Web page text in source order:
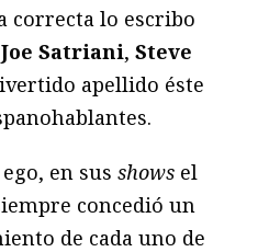
correcta lo escribo
Joe Satriani, Steve
apellido éste
en sus shows el
concedió un
de cada uno de